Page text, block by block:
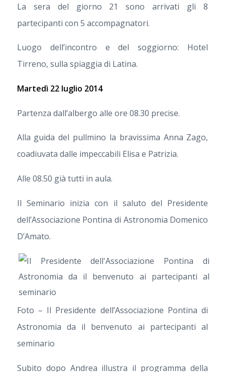
La sera del giorno 21 sono arrivati gli 8
partecipanti con 5 accompagnatori.
Luogo dell’incontro e del soggiorno: Hotel
Tirreno, sulla spiaggia di Latina.
Martedì 22 luglio 2014
Partenza dall’albergo alle ore 08.30 precise.
Alla guida del pullmino la bravissima Anna Zago,
coadiuvata dalle impeccabili Elisa e Patrizia.
Alle 08.50 già tutti in aula.
Il Seminario inizia con il saluto del Presidente
dell’Associazione Pontina di Astronomia Domenico
D’Amato.
Foto – Il Presidente dell’Associazione Pontina di
Astronomia da il benvenuto ai partecipanti al
seminario
Subito dopo Andrea illustra il programma della